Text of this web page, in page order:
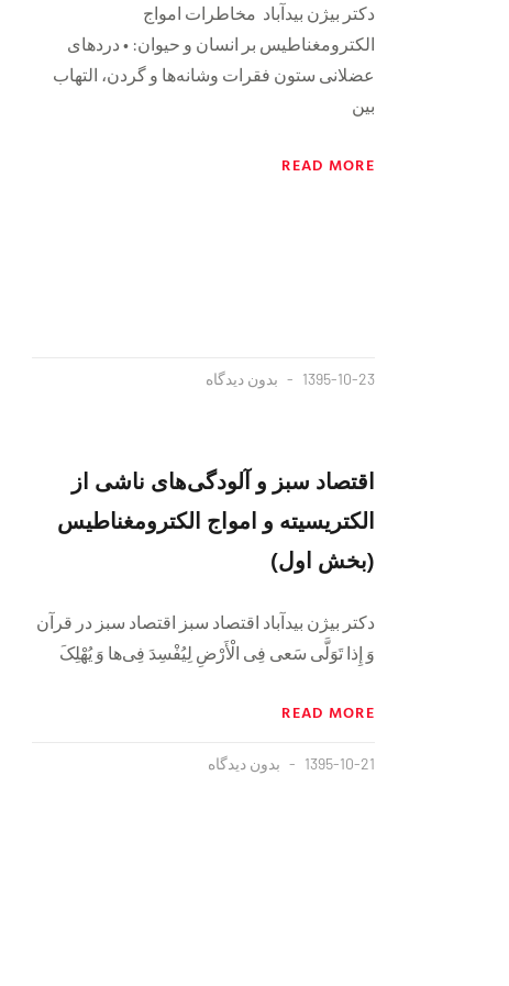
دکتر بیژن بیدآباد مخاطرات امواج
الکترومغناطیس بر انسان و حیوان: • دردهای
عضلانی ستون فقرات وشانه‌ها و گردن، التهاب
بین
READ MORE
1395-10-23 بدون دیدگاه
اقتصاد سبز و آلودگی‌های ناشی از
الکتریسیته و امواج الکترومغناطیس
(بخش اول)
دکتر بیژن بیدآباد اقتصاد سبز اقتصاد سبز در قرآن
وَ إِذا تَوَلَّى سَعى فِی الْأَرْضِ لِیُفْسِدَ فِی‌ها وَ یُهْلِکَ
READ MORE
1395-10-21 بدون دیدگاه